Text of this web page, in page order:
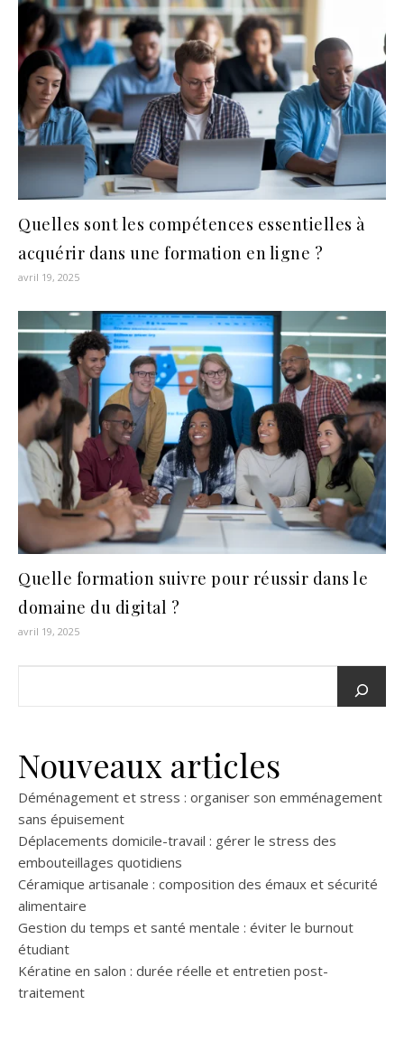
Quelles sont les compétences essentielles à
acquérir dans une formation en ligne ?
avril 19, 2025
Quelle formation suivre pour réussir dans le
domaine du digital ?
avril 19, 2025
Nouveaux articles
Déménagement et stress : organiser son emménagement
sans épuisement
Déplacements domicile-travail : gérer le stress des
embouteillages quotidiens
Céramique artisanale : composition des émaux et sécurité
alimentaire
Gestion du temps et santé mentale : éviter le burnout
étudiant
Kératine en salon : durée réelle et entretien post-
traitement